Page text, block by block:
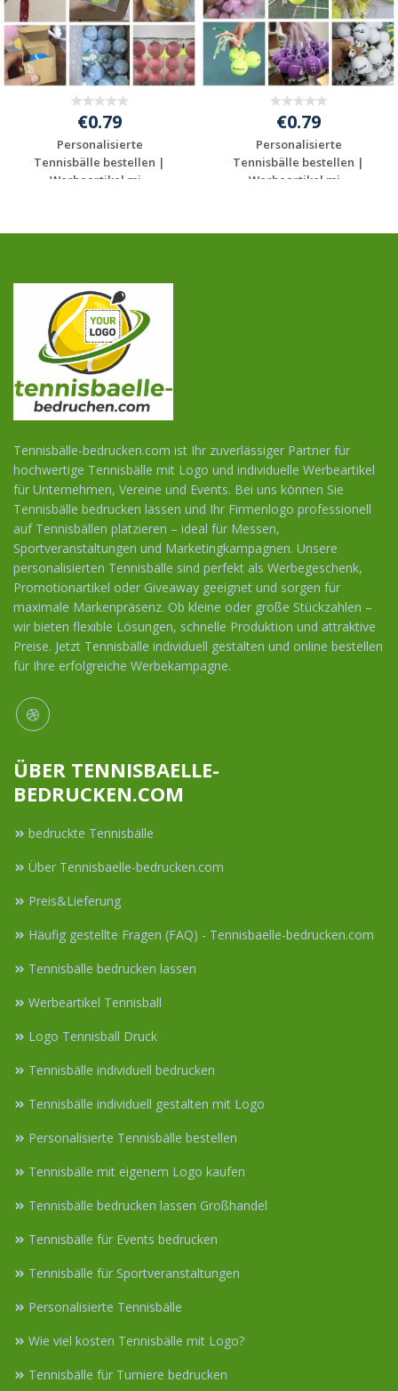
€0.79
Personalisierte
Tennisbälle bestellen |
Werbeartikel mi...
€0.79
Personalisierte
Tennisbälle bestellen |
Werbeartikel mi...
Tennisbälle-bedrucken.com ist Ihr zuverlässiger Partner für
hochwertige Tennisbälle mit Logo und individuelle Werbeartikel
für Unternehmen, Vereine und Events. Bei uns können Sie
Tennisbälle bedrucken lassen und Ihr Firmenlogo professionell
auf Tennisbällen platzieren – ideal für Messen,
Sportveranstaltungen und Marketingkampagnen. Unsere
personalisierten Tennisbälle sind perfekt als Werbegeschenk,
Promotionartikel oder Giveaway geeignet und sorgen für
maximale Markenpräsenz. Ob kleine oder große Stückzahlen –
wir bieten flexible Lösungen, schnelle Produktion und attraktive
Preise. Jetzt Tennisbälle individuell gestalten und online bestellen
für Ihre erfolgreiche Werbekampagne.
ÜBER TENNISBAELLE-
BEDRUCKEN.COM
bedruckte Tennisbälle
Über Tennisbaelle-bedrucken.com
Preis&Lieferung
Häufig gestellte Fragen (FAQ) - Tennisbaelle-bedrucken.com
Tennisbälle bedrucken lassen
Werbeartikel Tennisball
Logo Tennisball Druck
Tennisbälle individuell bedrucken
Tennisbälle individuell gestalten mit Logo
Personalisierte Tennisbälle bestellen
Tennisbälle mit eigenem Logo kaufen
Tennisbälle bedrucken lassen Großhandel
Tennisbälle für Events bedrucken
Tennisbälle für Sportveranstaltungen
Personalisierte Tennisbälle
Wie viel kosten Tennisbälle mit Logo?
Tennisbälle für Turniere bedrucken